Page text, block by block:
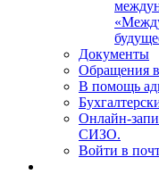
Документы
Обращения
В помощь
Онлайн-
СИЗО.
Войти в